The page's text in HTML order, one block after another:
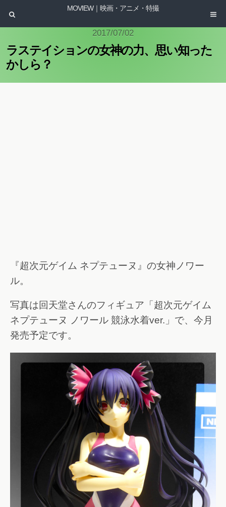
MOVIEW｜映画・アニメ・特撮
2017/07/02
ラステイションの女神の力、思い知った
かしら？
『超次元ゲイム ネプテューヌ』の女神ノワー
ル。
写真は回天堂さんのフィギュア「超次元ゲイム
ネプテューヌ ノワール 競泳水着ver.」で、今月
発売予定です。